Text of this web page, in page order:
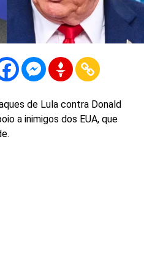
de Lula contra Donald
a inimigos dos EUA, que